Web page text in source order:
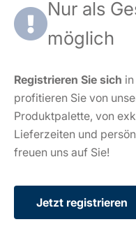
Nur als
möglich
Registrieren Sie sich
profitieren Sie von
Produktpalette, von
Lieferzeiten und
freuen uns auf Sie!
Jetzt registrieren